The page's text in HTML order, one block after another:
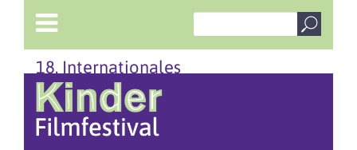
18. Internationales